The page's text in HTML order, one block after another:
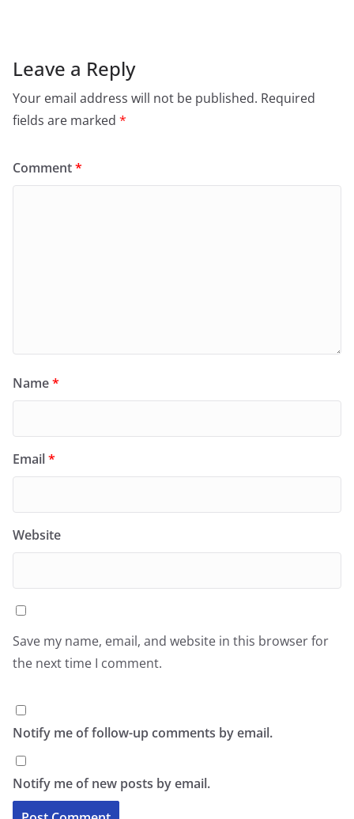
Leave a Reply
Your email address will not be published. Required
fields are marked *
Comment*
Name*
Email*
Website
Save my name, email, and website in this browser for
the next time I comment.
Notify me of follow-up comments by email.
Notify me of new posts by email.